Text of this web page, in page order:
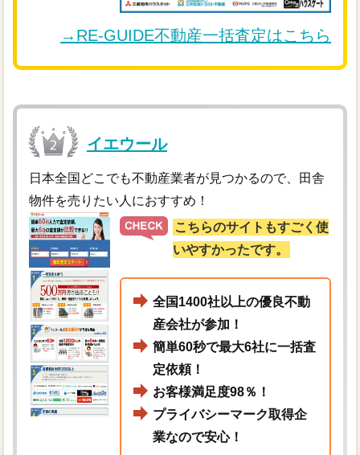
→RE-GUIDE不動産一括査定はこちら
イエウール
日本全国どこでも不動産業者が見つかるので、田舎
物件を売りたい人におすすめ！
こちらのサイトもすごく使
いやすかったです。
全国1400社以上の優良不動
産会社が参加！
簡単60秒で最大6社に一括査
定依頼！
お客様満足度98％！
プライバシーマーク取得企
業なので安心！